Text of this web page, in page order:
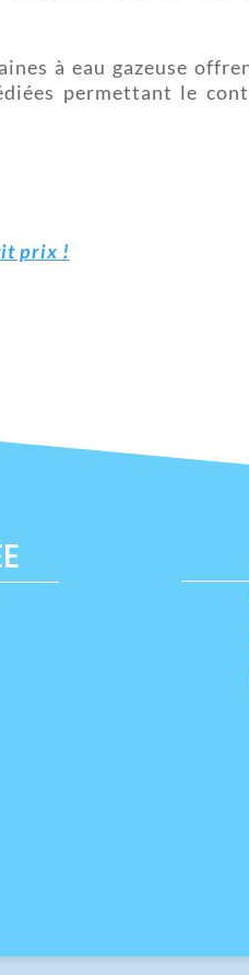
à eau gazeuse
permettant le
prix !